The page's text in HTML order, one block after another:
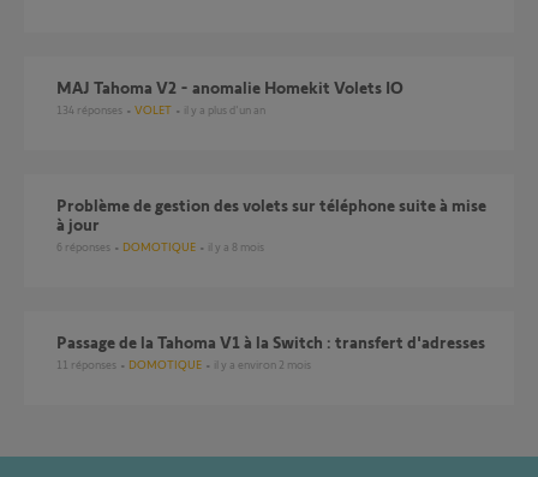
MAJ Tahoma V2 - anomalie Homekit Volets IO
134 réponses VOLET il y a plus d'un an
Problème de gestion des volets sur téléphone suite à mise
à jour
6 réponses DOMOTIQUE il y a 8 mois
Passage de la Tahoma V1 à la Switch : transfert d'adresses
11 réponses DOMOTIQUE il y a environ 2 mois